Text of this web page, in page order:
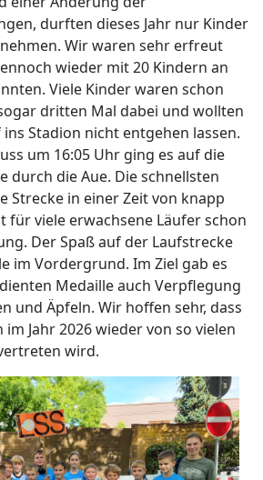
durften dieses Jahr nur Kinder
Wir waren sehr erfreut
wieder mit 20 Kindern an
Viele Kinder waren schon
dritten Mal dabei und wollten
Stadion nicht entgehen lassen.
um 16:05 Uhr ging es auf die
durch die Aue. Die schnellsten
Strecke in einer Zeit von knapp
für viele erwachsene Läufer schon
Der Spaß auf der Laufstrecke
im Vordergrund. Im Ziel gab es
Medaille auch Verpflegung
und Äpfeln. Wir hoffen sehr, dass
im Jahr 2026 wieder von so vielen
wird.